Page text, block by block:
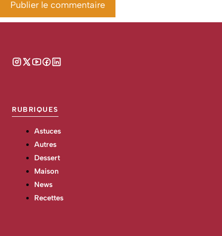
RUBRIQUES
Astuces
Autres
Dessert
Maison
News
Recettes